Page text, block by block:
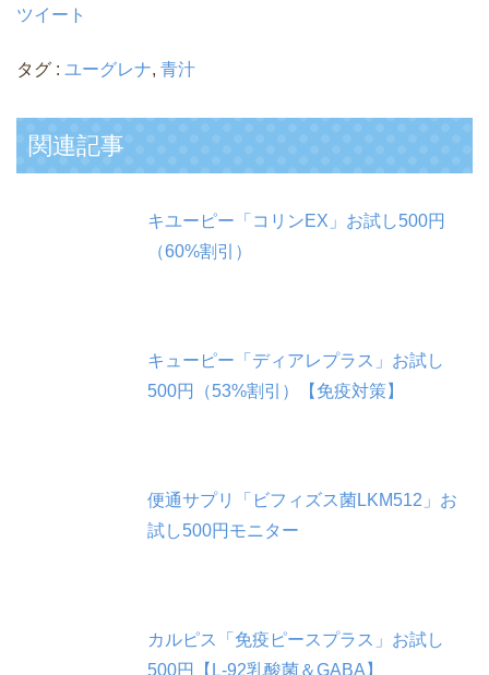
ツイート
タグ : ユーグレナ, 青汁
関連記事
キユーピー「コリンEX」お試し500円
（60%割引）
キューピー「ディアレプラス」お試し
500円（53%割引）【免疫対策】
便通サプリ「ビフィズス菌LKM512」お
試し500円モニター
カルピス「免疫ピースプラス」お試し
500円【L-92乳酸菌＆GABA】